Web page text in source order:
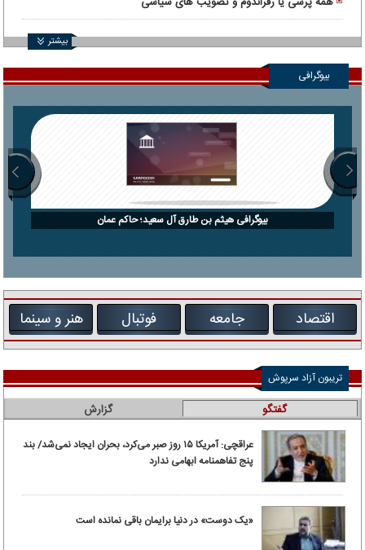
بیشتر
بیوگرافی
بیوگرافی هیثم بن طارق آل سعید؛ حاکم عمان
اقتصاد جامعه فوتبال هنر و سینما
تریبون آزاد سرپوش
گفتگو گزارش
عراقچی: آمریکا ۱۵ روز صبر می‌کرد، بحران ایجاد نمی‌شد/ بند
پنج تفاهمنامه ابهامی ندارد
«یک دوست» در دنیا برایمان باقی نمانده است